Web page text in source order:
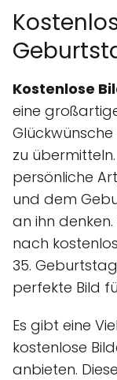
Kostenlose
eine
zu
persönliche
und dem
an ihn
nach
35.
perfekte Bild
Es gibt eine
kostenlose
anbieten.